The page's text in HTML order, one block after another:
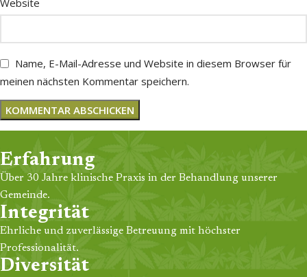
Website
Name, E-Mail-Adresse und Website in diesem Browser für
meinen nächsten Kommentar speichern.
Erfahrung
Über 30 Jahre klinische Praxis in der Behandlung unserer
Gemeinde.
Integrität
Ehrliche und zuverlässige Betreuung mit höchster
Professionalität.
Diversität